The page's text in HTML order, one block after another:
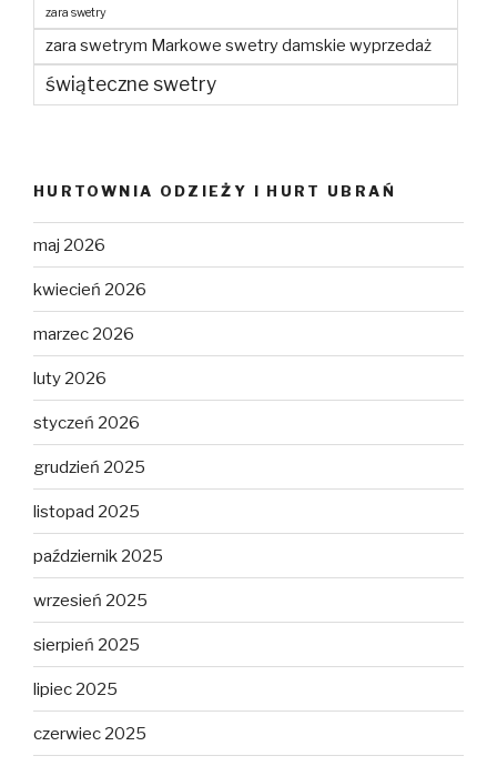
zara swetry
zara swetrym Markowe swetry damskie wyprzedaż
świąteczne swetry
HURTOWNIA ODZIEŻY I HURT UBRAŃ
maj 2026
kwiecień 2026
marzec 2026
luty 2026
styczeń 2026
grudzień 2025
listopad 2025
październik 2025
wrzesień 2025
sierpień 2025
lipiec 2025
czerwiec 2025